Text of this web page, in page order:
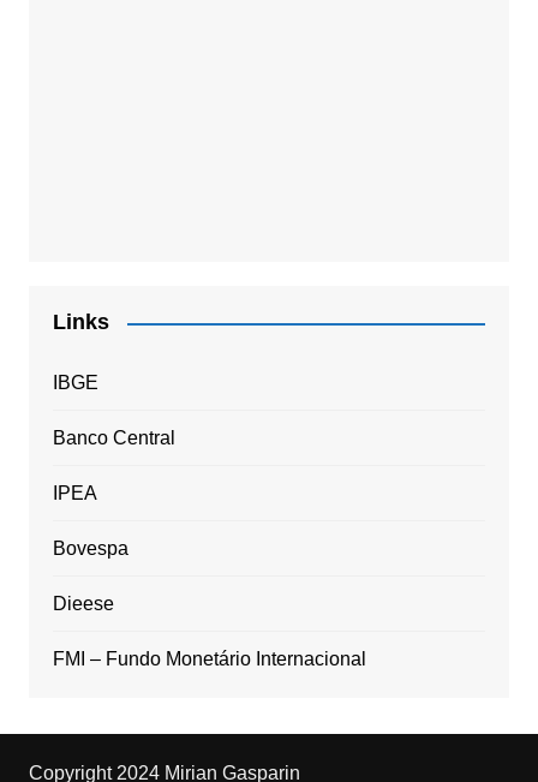
Links
IBGE
Banco Central
IPEA
Bovespa
Dieese
FMI – Fundo Monetário Internacional
Copyright 2024 Mirian Gasparin